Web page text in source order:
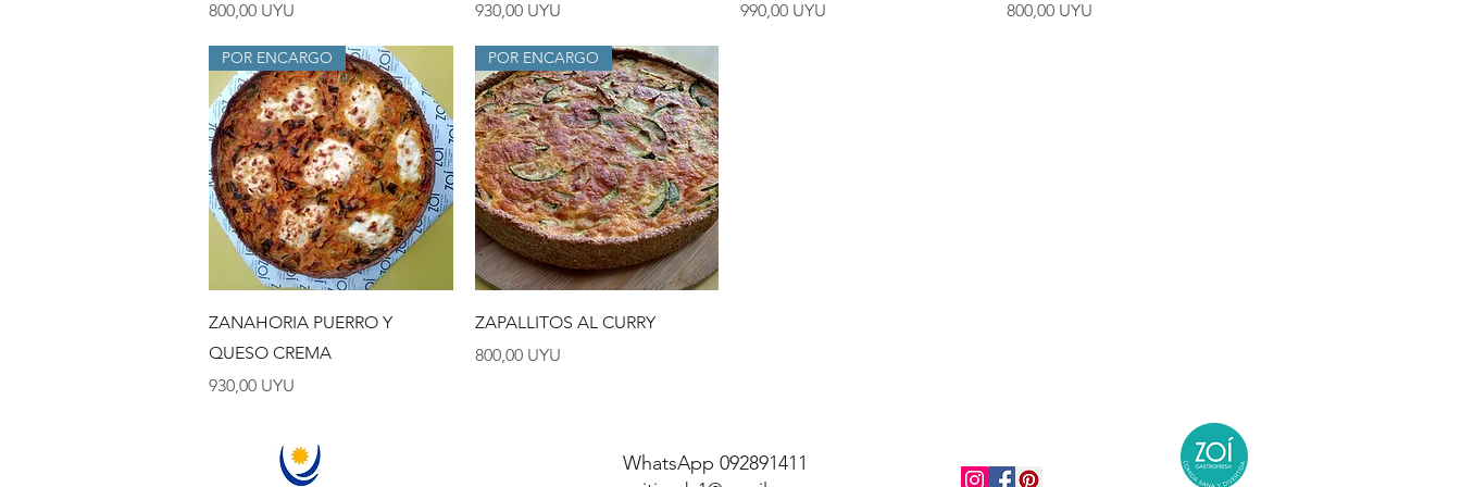
Precio
800,00 UYU
Precio
930,00 UYU
Precio
990,00 UYU
Precio
800,00 UYU
Vista rápida
POR ENCARGO
ZANAHORIA PUERRO Y
QUESO CREMA
Precio
930,00 UYU
Vista rápida
POR ENCARGO
ZAPALLITOS AL CURRY
Precio
800,00 UYU
WhatsApp 092891411